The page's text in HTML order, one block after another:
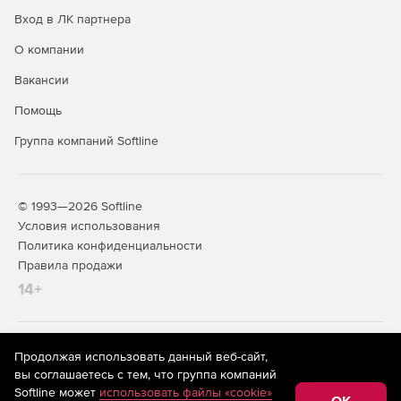
расположить их идеально в кадре. Поддерживается
Легко управлять большими коллекциями фотографий с
помощью нового механизма распознавания лиц AI.
Вход в ЛК партнера
О компании
Вакансии
Помощь
Группа компаний Softline
© 1993—2026 Softline
Условия использования
Политика конфиденциальности
Правила продажи
14+
На информационном ресурсе store.softline.ru применяются
рекомендательные технологии
(информационные технологии
предоставления информации на основе сбора,
систематизации и анализа сведений, относящихся к
Продолжая использовать данный веб-сайт,
вы соглашаетесь с тем, что группа компаний
Softline может использовать файлы «cookie»